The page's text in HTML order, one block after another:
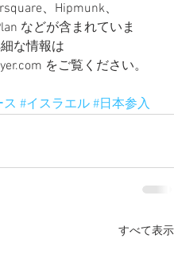
、Hipmunk、
などが含まれていま
な情報は
をご覧ください。
ス #イスラエル #日本参入
すべて表示